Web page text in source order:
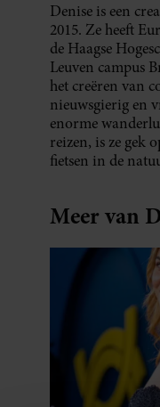
Denise is een
2015. Ze heeft
de Haagse
Leuven campus
het creëren van
nieuwsgierig en
enorme
reizen, is ze gek
fietsen in de
Meer van